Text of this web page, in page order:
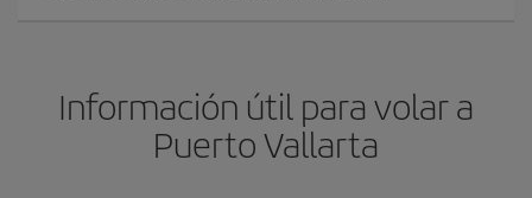
Información útil para volar a
Puerto Vallarta